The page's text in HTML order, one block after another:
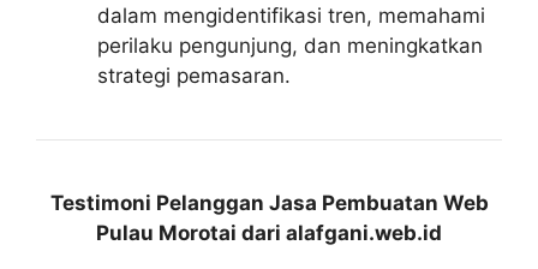
dalam mengidentifikasi tren, memahami
perilaku pengunjung, dan meningkatkan
strategi pemasaran.
Testimoni Pelanggan Jasa Pembuatan Web
Pulau Morotai dari alafgani.web.id